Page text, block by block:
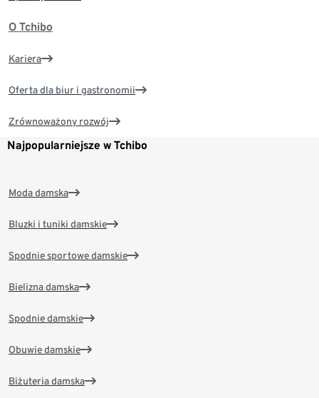
O Tchibo
Kariera
Oferta dla biur i gastronomii
Zrównoważony rozwój
Najpopularniejsze w Tchibo
Moda damska
Bluzki i tuniki damskie
Spodnie sportowe damskie
Bielizna damska
Spodnie damskie
Obuwie damskie
Biżuteria damska